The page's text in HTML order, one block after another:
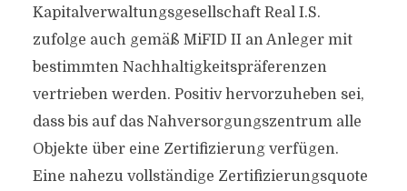
Kapitalverwaltungsgesellschaft Real I.S.
zufolge auch gemäß MiFID II an Anleger mit
bestimmten Nachhaltigkeitspräferenzen
vertrieben werden. Positiv hervorzuheben sei,
dass bis auf das Nahversorgungszentrum alle
Objekte über eine Zertifizierung verfügen.
Eine nahezu vollständige Zertifizierungsquote